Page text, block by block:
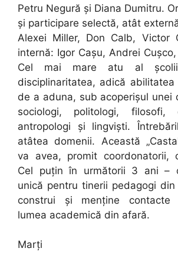
Petru Negură și Diana Dumitru.
și participare selectă, atât
Alexei Miller, Don Calb, Victor
internă: Igor Cașu, Andrei
Cel mai mare atu al
disciplinaritatea, adică abilitatea
de a aduna, sub acoperișul unei
sociologi, politologi, filosofi,
antropologi și lingviști.
atâtea domenii. Această
va avea, promit coordonatorii,
Cel puțin în următorii 3 ani –
unică pentru tinerii pedagogi
construi și menține contacte
lumea academică din afară.
Marți